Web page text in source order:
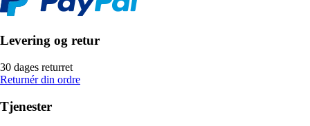
Levering og retur
30 dages returret
Returnér din ordre
Tjenester